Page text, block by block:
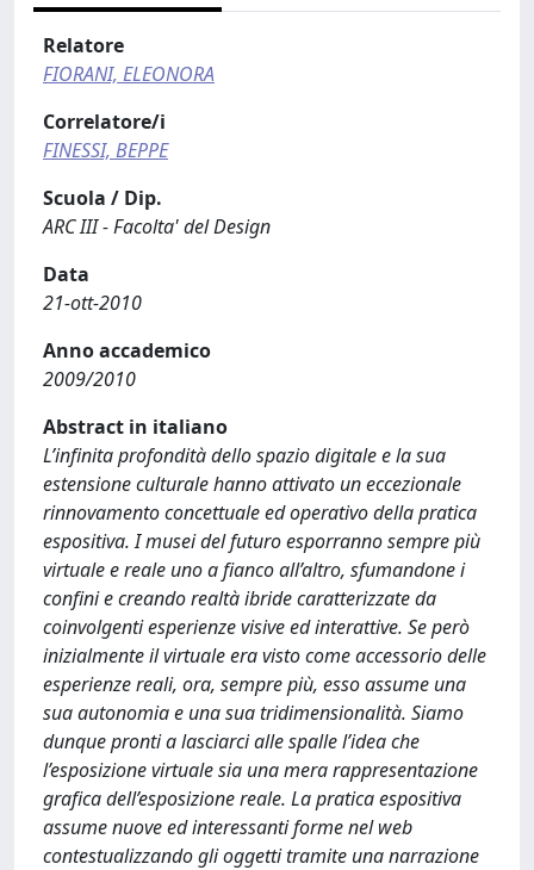
Relatore
FIORANI, ELEONORA
Correlatore/i
FINESSI, BEPPE
Scuola / Dip.
ARC III - Facolta' del Design
Data
21-ott-2010
Anno accademico
2009/2010
Abstract in italiano
L’infinita profondità dello spazio digitale e la sua
estensione culturale hanno attivato un eccezionale
rinnovamento concettuale ed operativo della pratica
espositiva. I musei del futuro esporranno sempre più
virtuale e reale uno a fianco all’altro, sfumandone i
confini e creando realtà ibride caratterizzate da
coinvolgenti esperienze visive ed interattive. Se però
inizialmente il virtuale era visto come accessorio delle
esperienze reali, ora, sempre più, esso assume una
sua autonomia e una sua tridimensionalità. Siamo
dunque pronti a lasciarci alle spalle l’idea che
l’esposizione virtuale sia una mera rappresentazione
grafica dell’esposizione reale. La pratica espositiva
assume nuove ed interessanti forme nel web
contestualizzando gli oggetti tramite una narrazione